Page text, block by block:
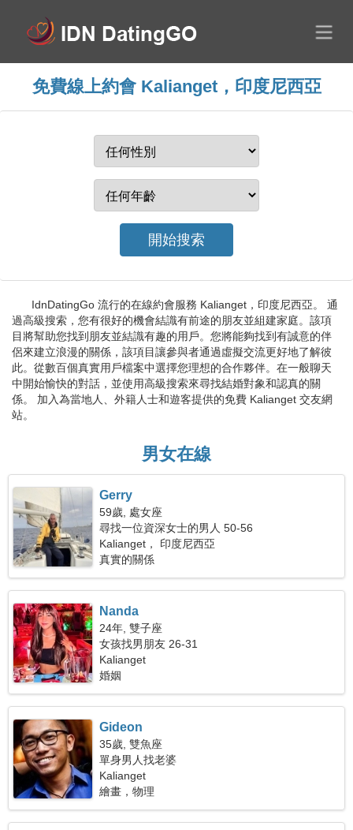
免費線上約會 Kalianget，印度尼西亞
IdnDatingGo 流行的在線約會服務 Kalianget，印度尼西亞。 通
過高級搜索，您有很好的機會結識有前途的朋友並組建家庭。該項
目將幫助您找到朋友並結識有趣的用戶。您將能夠找到有誠意的伴
侶來建立浪漫的關係，該項目讓參與者通過虛擬交流更好地了解彼
此。從數百個真實用戶檔案中選擇您理想的合作夥伴。在一般聊天
中開始愉快的對話，並使用高級搜索來尋找結婚對象和認真的關
係。 加入為當地人、外籍人士和遊客提供的免費 Kalianget 交友網
站。
男女在線
Gerry
59歲, 處女座
尋找一位資深女士的男人 50-56
Kalianget， 印度尼西亞
真實的關係
Nanda
24年, 雙子座
女孩找男朋友 26-31
Kalianget
婚姻
Gideon
35歲, 雙魚座
單身男人找老婆
Kalianget
繪畫，物理